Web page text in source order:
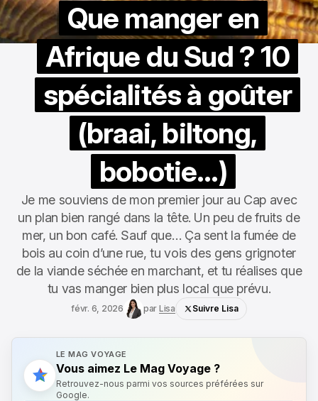
Que manger en
Afrique du Sud ? 10
spécialités à goûter
(braai, biltong,
bobotie…)
Je me souviens de mon premier jour au Cap avec
un plan bien rangé dans la tête. Un peu de fruits de
mer, un bon café. Sauf que… Ça sent la fumée de
bois au coin d’une rue, tu vois des gens grignoter
de la viande séchée en marchant, et tu réalises que
tu vas manger bien plus local que prévu.
févr. 6, 2026 par Lisa Suivre Lisa
LE MAG VOYAGE
Vous aimez Le Mag Voyage ?
Retrouvez-nous parmi vos sources préférées sur
Google.